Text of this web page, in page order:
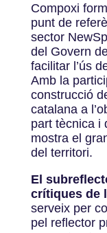
Compoxi
punt de
sector
del Govern
facilitar l’ús
Amb la
construcció
catalana a
part tècnica i
mostra el
del territori.
El
crítiques de
serveix per
pel reflector